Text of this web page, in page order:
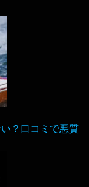
？口コミで悪質